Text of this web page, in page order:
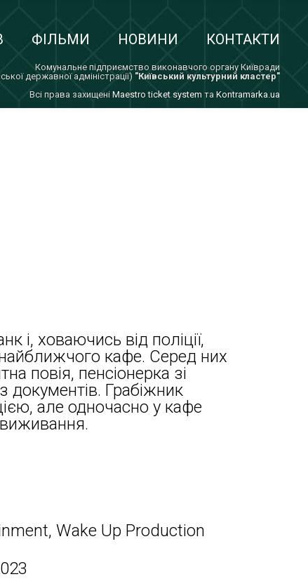
ФІЛЬМИ НОВИНИ КОНТАКТИ
Комунальне підприємство виконавчого органу Київради
державної адміністрації) "Київський культурний кластер"
Всi права захищенi Maestro ticket system та Kontramarka.ua
і, ховаючись від поліції,
найближчого кафе. Серед них
повія, пенсіонерка зі
документів. Грабіжник
але одночасно у кафе
Wake Up Production